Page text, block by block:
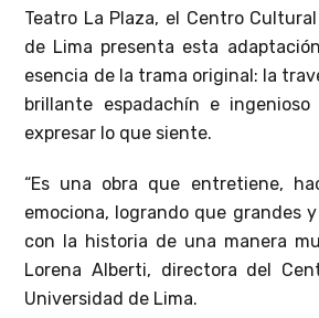
Teatro La Plaza, el Centro
de Lima presenta esta
esencia de la trama original: la
brillante espadachín e
expresar lo que siente.
“Es una obra que entretiene,
emociona, logrando que grandes
con la historia de una manera
Lorena Alberti, directora del
Universidad de Lima.